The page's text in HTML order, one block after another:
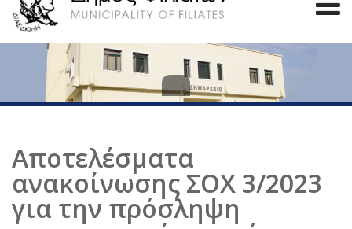
Αποτελέσματα
ανακοίνωσης ΣΟΧ 3/2023
για την πρόσληψη